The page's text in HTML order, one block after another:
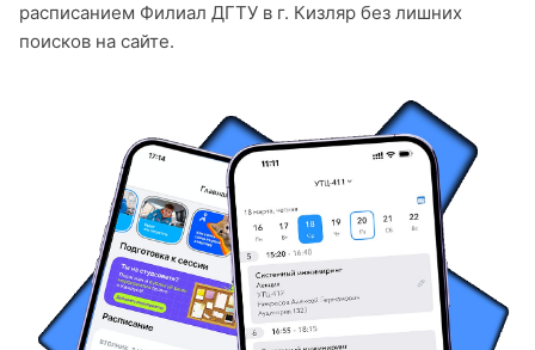
расписанием Филиал ДГТУ в г. Кизляр без лишних
поисков на сайте.